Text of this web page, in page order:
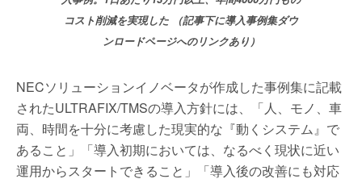
コスト削減を実現した （記事下に導入事例集ダウ
ンロードページへのリンクあり）
NECソリューションイノベータが作成した事例集に記載
されたULTRAFIX/TMSの導入方針には、「人、モノ、車
両、時間を十分に考慮した現実的な『動くシステム』で
あること」「導入初期においては、なるべく現状に近い
運用からスタートできること」「導入後の改善にも対応